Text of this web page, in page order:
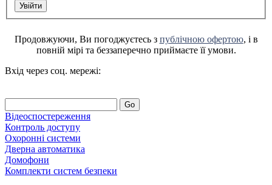
Продовжуючи, Ви погоджуєтесь з публічною офертою, і в
повній мірі та беззаперечно приймаєте її умови.
Вхід через соц. мережі:
Go
Відеоспостереження
Контроль доступу
Охоронні системи
Дверна автоматика
Домофони
Комплекти систем безпеки